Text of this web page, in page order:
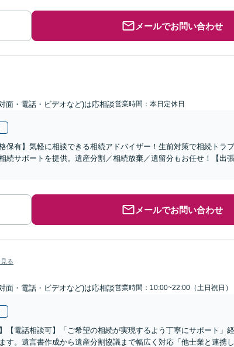
メールでお問い合わせ
面・電話・ビデオなど)は応相談営業時間：本日定休日
保有】気軽に相談できる相続アドバイザー！生前対策で相続トラ
続サポートを提供。遺産分割／相続放棄／遺留分もお任せ！【出
メールでお問い合わせ
る
面・電話・ビデオなど)は応相談営業時間：10:00~22:00（土日祝日）
【電話相談可】「ご希望の相続が実現するよう丁寧にサポート」
す。遺言書作成から遺産分割協議まで幅広く対応「他士業と連携